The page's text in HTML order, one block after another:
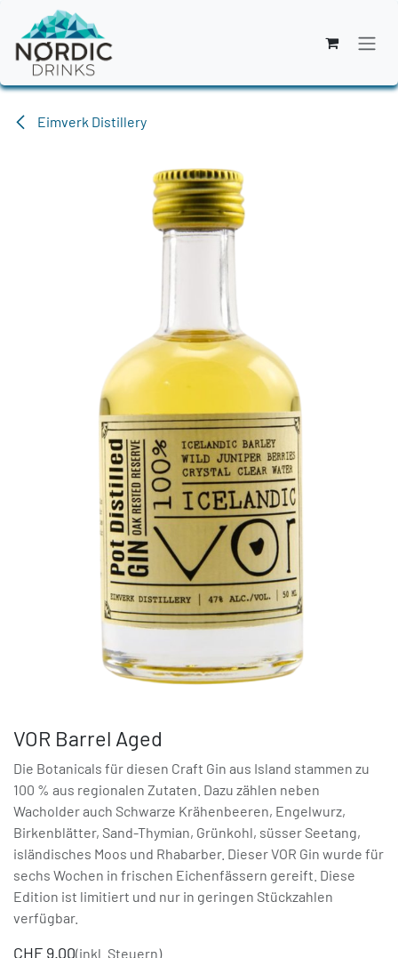
Zum Inhalt springen
Eimverk Distillery
VOR Barrel Aged
Die Botanicals für diesen Craft Gin aus Island stammen zu
100 % aus regionalen Zutaten. Dazu zählen neben
Wacholder auch Schwarze Krähenbeeren, Engelwurz,
Birkenblätter, Sand-Thymian, Grünkohl, süsser Seetang,
isländisches Moos und Rhabarber. Dieser VOR Gin wurde für
sechs Wochen in frischen Eichenfässern gereift. Diese
Edition ist limitiert und nur in geringen Stückzahlen
verfügbar.
CHF 9.00(inkl. Steuern)